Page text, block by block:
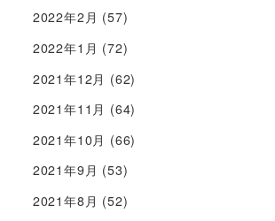
2022年2月 (57)
2022年1月 (72)
2021年12月 (62)
2021年11月 (64)
2021年10月 (66)
2021年9月 (53)
2021年8月 (52)